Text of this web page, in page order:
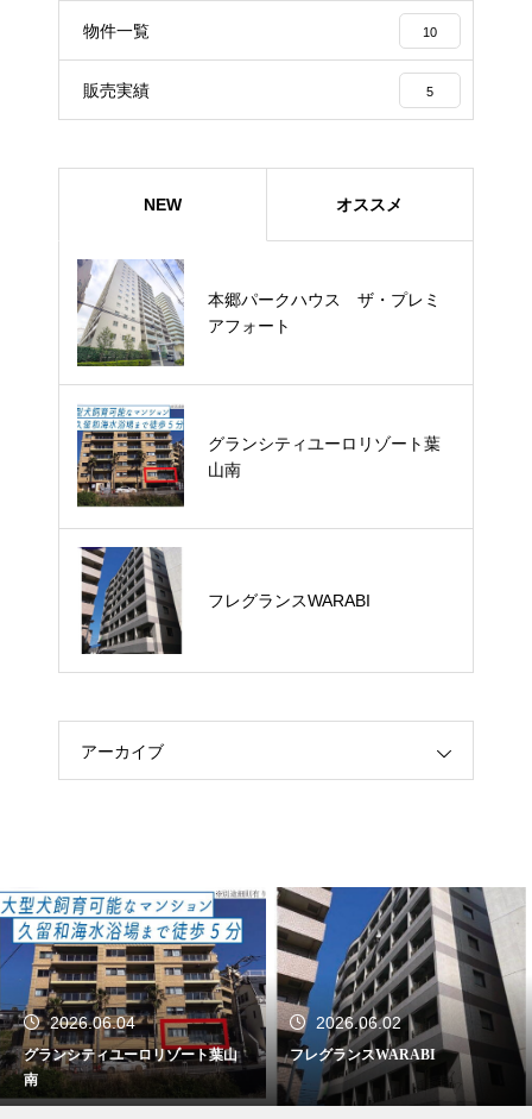
物件一覧 10
販売実績 5
NEW オススメ
本郷パークハウス ザ・プレミ
アフォート
グランシティユーロリゾート葉
山南
フレグランスWARABI
旧軽井沢 鹿島の森北
軽井沢南原グルメ通り 築浅戸建
て
【速報】箱根仙石原 保養所
アーカイブ
2026.06.04
グランシティユーロリゾート葉山
南
2026.06.02
フレグランスWARABI